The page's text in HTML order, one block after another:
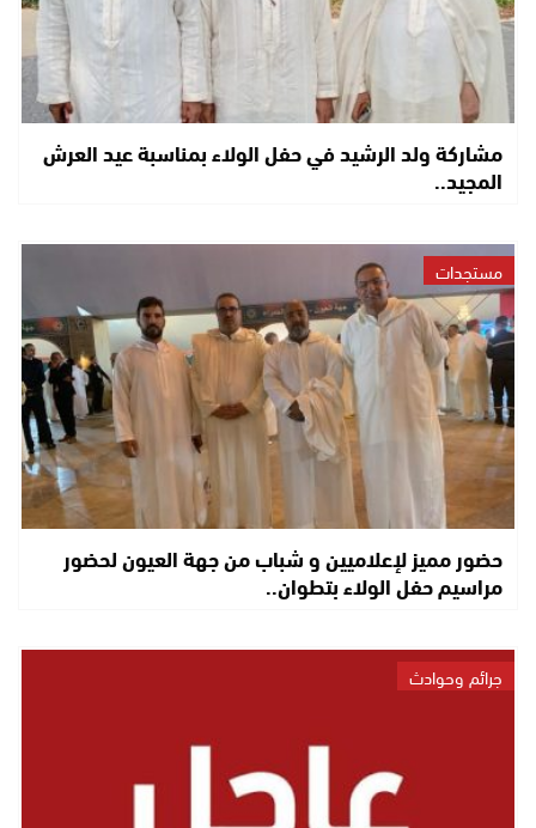
مشاركة ولد الرشيد في حفل الولاء بمناسبة عيد العرش
المجيد..
مستجدات
حضور مميز لإعلاميين و شباب من جهة العيون لحضور
مراسيم حفل الولاء بتطوان..
جرائم وحوادث